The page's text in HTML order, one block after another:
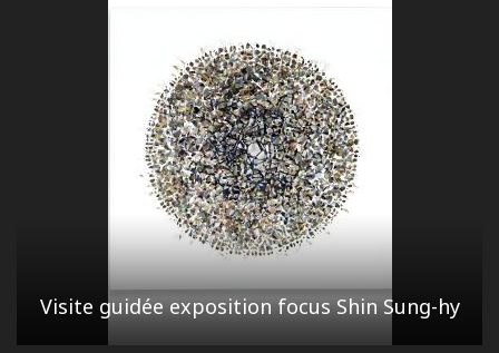
Visite guidée exposition focus Shin Sung-hy